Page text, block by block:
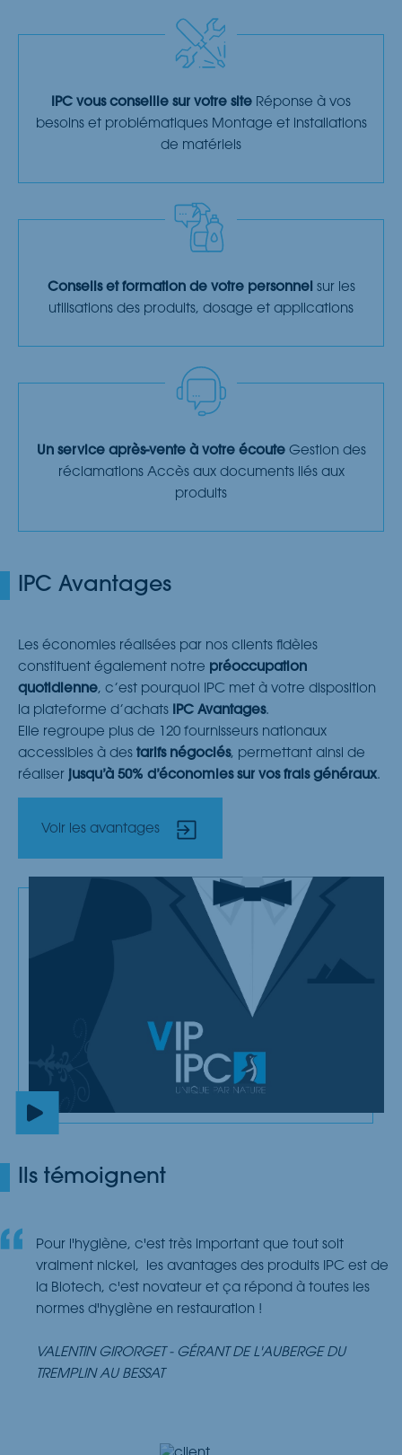
IPC vous conseille sur votre site Réponse à vos
besoins et problématiques Montage et installations
de matériels
Conseils et formation de votre personnel sur les
utilisations des produits, dosage et applications
Un service après-vente à votre écouteGestion des
réclamations Accès aux documents liés aux
produits
IPC Avantages
Les économies réalisées par nos clients fidèles
constituent également notre préoccupation
quotidienne, c’est pourquoi IPC met à votre disposition
la plateforme d’achats
IPC Avantages.
Elle regroupe plus de 120 fournisseurs nationaux
accessibles à des tarifs négociés, permettant ainsi de
réaliser jusqu’à 50% d’économies sur vos frais généraux.
Voir les avantages
Ils témoignent
Pour l'hygiène, c'est très important que tout soit
vraiment nickel, les avantages des produits IPC est de
la Biotech, c'est novateur et ça répond à toutes les
normes d'hygiène en restauration !
VALENTIN GIRORGET - GÉRANT DE L'AUBERGE DU
TREMPLIN AU BESSAT